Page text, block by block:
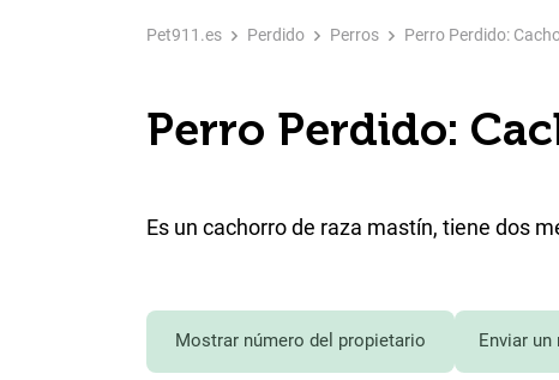
Pet911.es Perdido Perros Perro Perdido:
Perro Perdido:
Es un cachorro de raza mastín, tiene dos
Mostrar número del propietario Enviar